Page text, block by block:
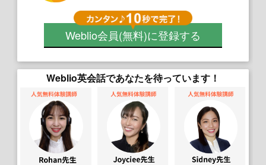
Weblio会員(無料)に登録する
Weblio英会話であなたを待っています！